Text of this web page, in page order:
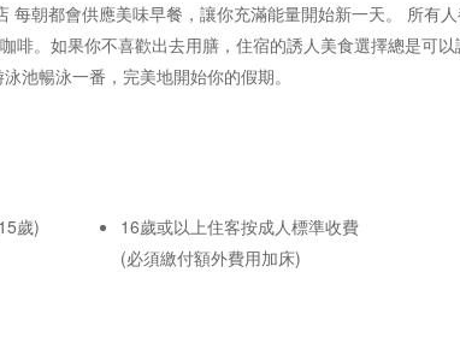
朝都會供應美味早餐，讓你充滿能量開始新一天。 所有
。如果你不喜歡出去用膳，住宿的誘人美食選擇總是可以
池暢泳一番，完美地開始你的假期。
歲)
16歲或以上住客按成人標準收費
(必須繳付額外費用加床)